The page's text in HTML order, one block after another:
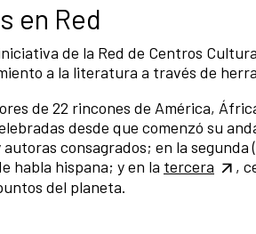
en Red
de la Red de Centros
a la literatura a través de
de 22 rincones de América,
desde que comenzó su
consagrados; en la
habla hispana; y en la tercera
,
del planeta.